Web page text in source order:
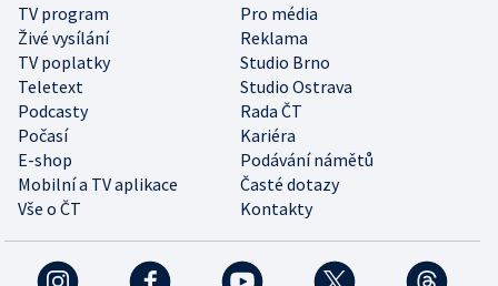
TV program
Pro média
Živé vysílání
Reklama
TV poplatky
Studio Brno
Teletext
Studio Ostrava
Podcasty
Rada ČT
Počasí
Kariéra
E-shop
Podávání námětů
Mobilní a TV aplikace
Časté dotazy
Vše o ČT
Kontakty